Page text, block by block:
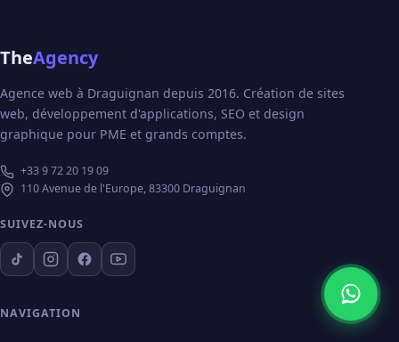
TheAgency
Agence web à Draguignan depuis 2016. Création de sites
web, développement d'applications, SEO et design
graphique pour PME et grands comptes.
+33 9 72 20 19 09
110 Avenue de l'Europe, 83300 Draguignan
SUIVEZ-NOUS
NAVIGATION